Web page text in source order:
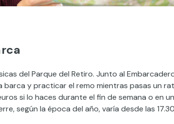
del Parque del Retiro. Junto al
barca y practicar el remo mientras pasas un
si lo haces durante el fin de semana o en
según la época del año, varía desde las